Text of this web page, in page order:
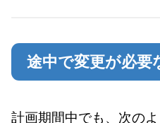
途中で変更が必要
計画期間中でも、次の